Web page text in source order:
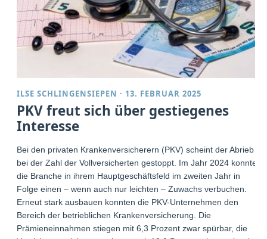
ILSE SCHLINGENSIEPEN · 13. FEBRUAR 2025
PKV freut sich über gestiegenes
Interesse
Bei den privaten Krankenversicherern (PKV) scheint der Abrieb
bei der Zahl der Vollversicherten gestoppt. Im Jahr 2024 konnte
die Branche in ihrem Hauptgeschäftsfeld im zweiten Jahr in
Folge einen – wenn auch nur leichten – Zuwachs verbuchen.
Erneut stark ausbauen konnten die PKV-Unternehmen den
Bereich der betrieblichen Krankenversicherung. Die
Prämieneinnahmen stiegen mit 6,3 Prozent zwar spürbar, die